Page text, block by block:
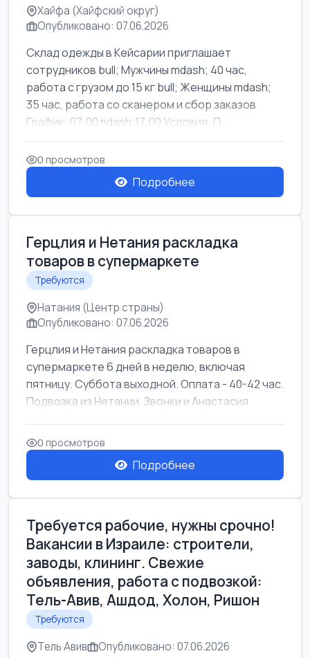
Хайфа (Хайфский округ)
Опубликовано: 07.06.2026
Склад одежды в Кейсарии приглашает
сотрудников bull; Мужчины mdash; 40 час,
работа с грузом до 15 кг bull; Женщины mdash;
35 час, работа со сканером и сбор заказов
График: 07:00 ndash;17:00 Условия: П...
0 просмотров
Подробнее
Герцлия и Нетания раскладка
товаров в супермаркете
Требуются
Натания (Центр страны)
Опубликовано: 07.06.2026
Герцлия и Нетания раскладка товаров в
супермаркете 6 дней в неделю, включая
пятницу. Суббота выходной. Оплата - 40-42 час.
Подвозка из Нетании. Звонки и Анастасия
0 просмотров
Подробнее
Требуется рабочие, нужны срочно!
Вакансии в Израиле: строители,
заводы, клининг. Свежие
объявления, работа с подвозкой:
Тель-Авив, Ашдод, Холон, Ришон
Требуются
Тель Авив Опубликовано: 07.06.2026